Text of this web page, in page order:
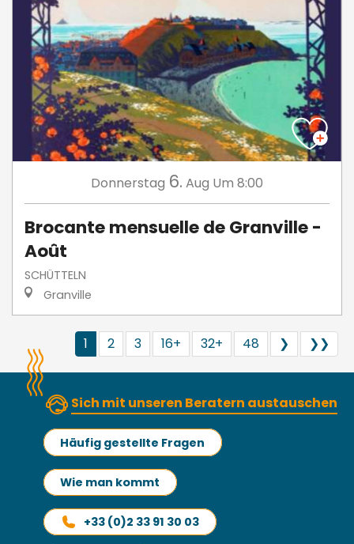
Donnerstag 6. Aug Um 8:00
Brocante mensuelle de Granville -
Août
SCHÜTTELN
Granville
1 2 3 16+ 32+ 48 ❯ ❯❯
Sich mit unseren Beratern austauschen
Häufig gestellte Fragen
Wie man kommt
+33 (0)2 33 91 30 03